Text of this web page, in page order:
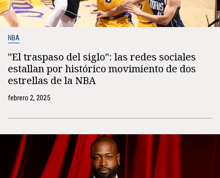
NBA
"El traspaso del siglo": las redes sociales
estallan por histórico movimiento de dos
estrellas de la NBA
febrero 2, 2025